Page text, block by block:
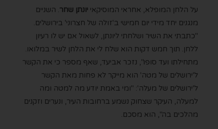
על הלחן המופלא, אחראי המוסיקאי יונתן שחר. השניים
מנגנים יחד מידי יום חמישי ב'זולה של חצרוני' בירושלים.
"כתבתי את השיר ושלחתי ליונתן, לשאול אם יש לו רעיון
ללחן. תוך חמש דקות הוא שלח לי את הלחן לשיר במלואו.
מתחילתו ועד סופו", נזכר אביעד, שאף מספר כי את הקשר
ל'ירושלים של מטה' הוא מייקר לא פחות מאת הקשר
ל'ירושלים של מעלה': "ומי באמת יודע מה למטה ומה
למעלה, העיקר שצחוק נשמע ברחובות העיר, ונערים וזקנים
מהלכים בה", הוא מסכם.